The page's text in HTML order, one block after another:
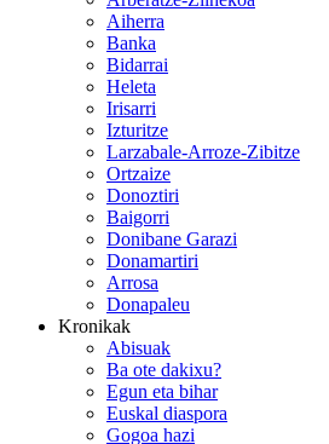
Aiherra
Banka
Bidarrai
Heleta
Irisarri
Izturitze
Larzabale-Arroze-Zibitze
Ortzaize
Donoztiri
Baigorri
Donibane Garazi
Donamartiri
Arrosa
Donapaleu
Kronikak
Abisuak
Ba ote dakixu?
Egun eta bihar
Euskal diaspora
Gogoa hazi